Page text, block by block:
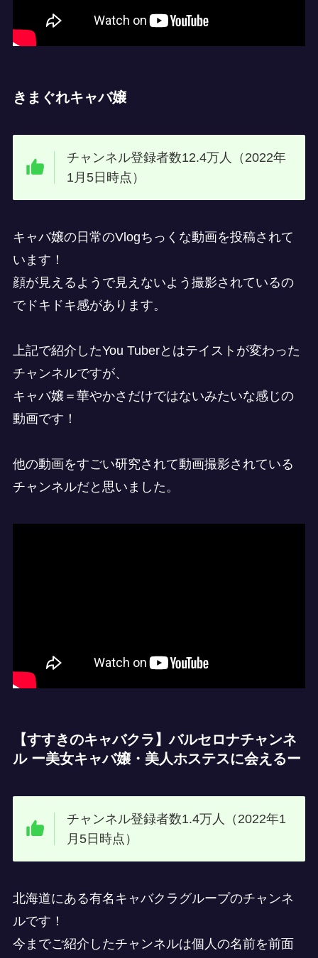
きまぐれキャバ嬢
チャンネル登録者数12.4万人（2022年
1月5日時点）
キャバ嬢の日常のVlogちっくな動画を投稿されて
います！
顔が見えるようで見えないよう撮影されているの
でドキドキ感があります。
上記で紹介したYou Tuberとはテイストが変わった
チャンネルですが、
キャバ嬢＝華やかさだけではないみたいな感じの
動画です！
他の動画をすごい研究されて動画撮影されている
チャンネルだと思いました。
【すすきのキャバクラ】バルセロナチャンネ
ル ー美女キャバ嬢・美人ホステスに会えるー
チャンネル登録者数1.4万人（2022年1
月5日時点）
北海道にある有名キャバクラグループのチャンネ
ルです！
今までご紹介したチャンネルは個人の名前を前面